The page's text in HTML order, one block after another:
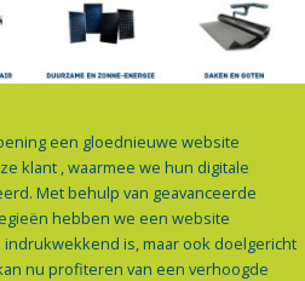
een gloednieuwe website
klant , waarmee we hun digitale
Met behulp van geavanceerde
hebben we een website
is, maar ook doelgericht
nu profiteren van een verhoogde